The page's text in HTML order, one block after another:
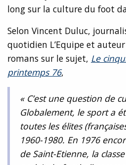
long sur la culture du foot
Selon Vincent Duluc,
quotidien L’Equipe et
romans sur le sujet, Le
printemps 76,
« C’est une question de
Globalement, le sport a
toutes les élites
1960-1980. En 1976
de Saint-Etienne, la